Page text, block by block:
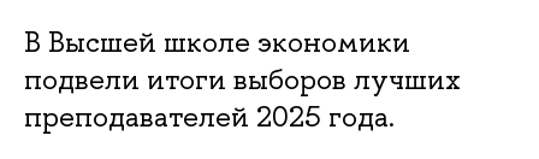
В Высшей школе экономики
подвели итоги выборов лучших
преподавателей 2025 года.